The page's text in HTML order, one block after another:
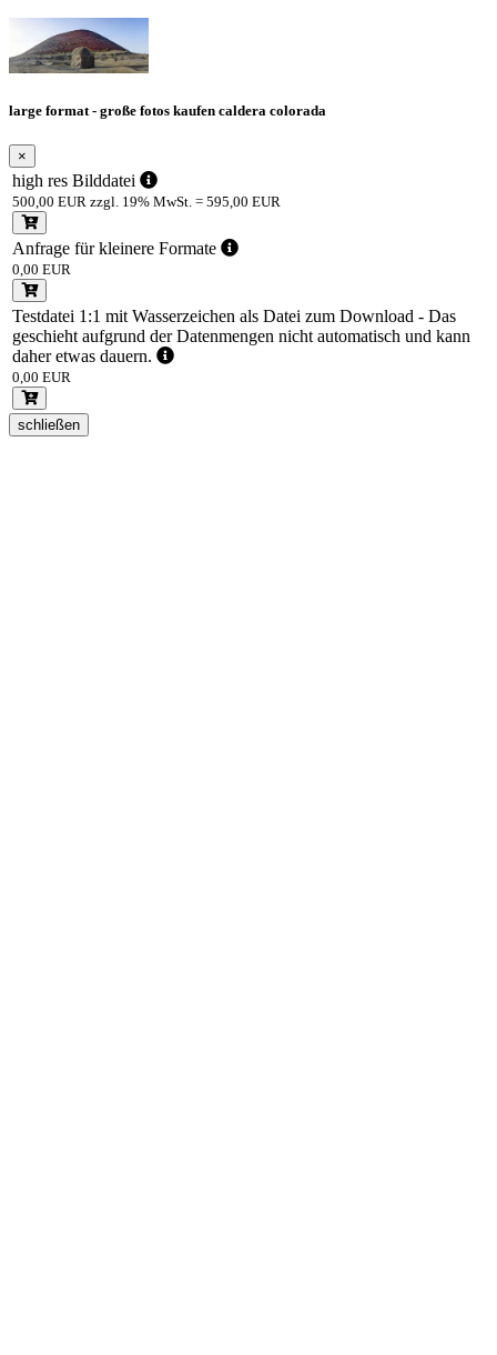
large format - große fotos kaufen caldera colorada
×
high res Bilddatei
500,00 EUR zzgl. 19% MwSt. = 595,00 EUR
Anfrage für kleinere Formate
0,00 EUR
Testdatei 1:1 mit Wasserzeichen als Datei zum Download - Das
geschieht aufgrund der Datenmengen nicht automatisch und kann
daher etwas dauern.
0,00 EUR
schließen